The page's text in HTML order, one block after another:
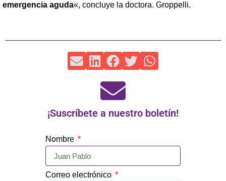
emergencia aguda«, concluye la doctora. Groppelli.
¡Suscríbete a nuestro boletín!
Nombre
Correo electrónico